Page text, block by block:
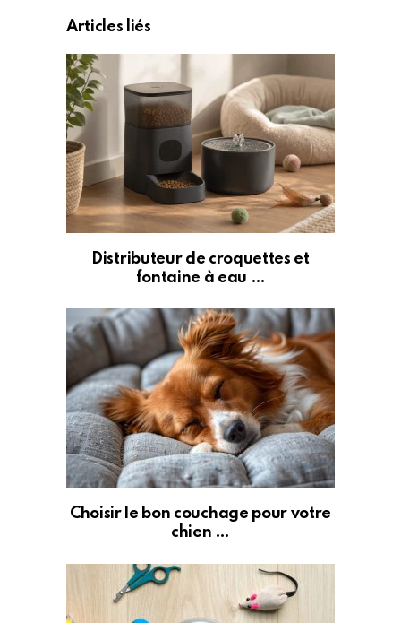
Articles liés
Distributeur de croquettes et
fontaine à eau …
Choisir le bon couchage pour votre
chien …